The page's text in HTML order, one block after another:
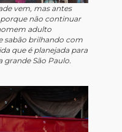
vem, mas antes
não continuar
adulto
sabão brilhando com
que é planejada para
São Paulo.